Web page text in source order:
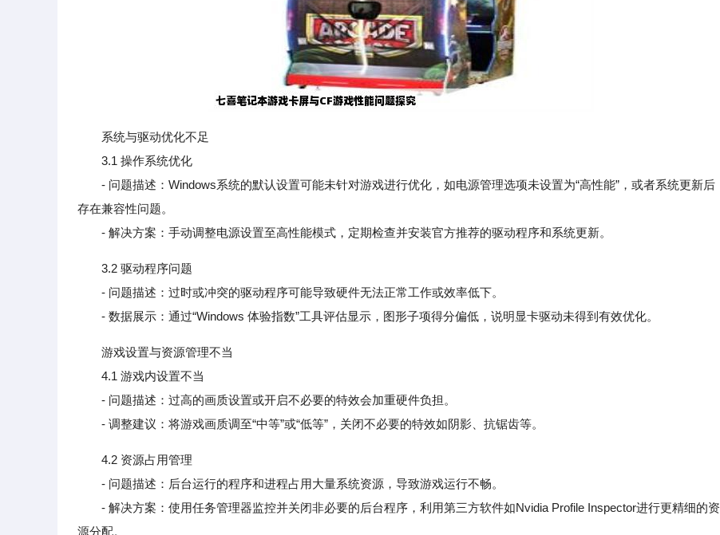
系统与驱动优化不足
3.1 操作系统优化
- 问题描述：Windows系统的默认设置可能未针对游戏进行优化，如电源管理选项未设置为“高性能”，或者系统更新后
存在兼容性问题。
- 解决方案：手动调整电源设置至高性能模式，定期检查并安装官方推荐的驱动程序和系统更新。
3.2 驱动程序问题
- 问题描述：过时或冲突的驱动程序可能导致硬件无法正常工作或效率低下。
- 数据展示：通过“Windows 体验指数”工具评估显示，图形子项得分偏低，说明显卡驱动未得到有效优化。
游戏设置与资源管理不当
4.1 游戏内设置不当
- 问题描述：过高的画质设置或开启不必要的特效会加重硬件负担。
- 调整建议：将游戏画质调至“中等”或“低等”，关闭不必要的特效如阴影、抗锯齿等。
4.2 资源占用管理
- 问题描述：后台运行的程序和进程占用大量系统资源，导致游戏运行不畅。
- 解决方案：使用任务管理器监控并关闭非必要的后台程序，利用第三方软件如Nvidia Profile Inspector进行更精细的资
源分配。